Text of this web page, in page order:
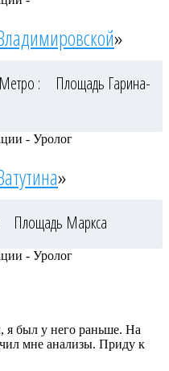
»
Метро :
Площадь Гарина-
- Уролог
»
Площадь Маркса
- Уролог
я был у него раньше. На
мне анализы. Приду к